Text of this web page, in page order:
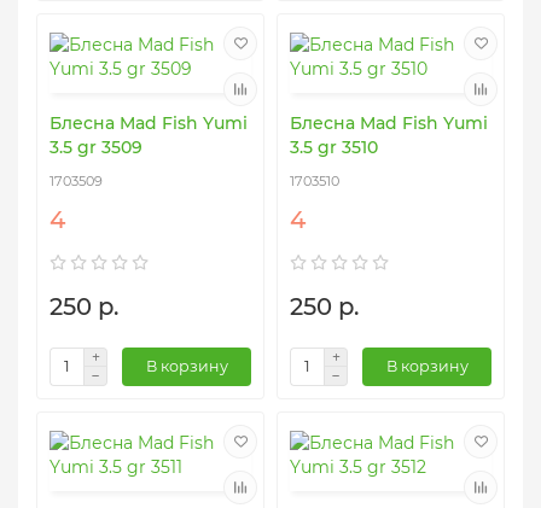
Блесна Mad Fish Yumi
3.5 gr 3509
1703509
4
250 р.
В корзину
Блесна Mad Fish Yumi
3.5 gr 3510
1703510
4
250 р.
В корзину